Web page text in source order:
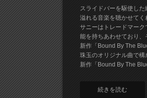
スライドバーを駆使し
溢れる音楽を聴かせてく
サニーはトレードマー
能を持ちあわせており、
新作「Bound By The
珠玉のオリジナル曲で構
新作「Bound By The
続きを読む